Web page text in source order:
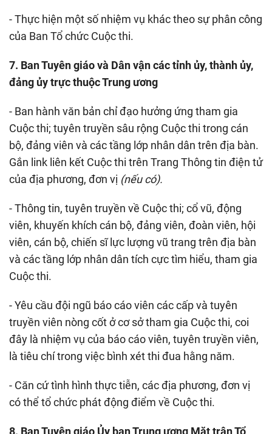
- Thực hiện một số nhiệm vụ khác theo sự phân công
của Ban Tổ chức Cuộc thi.
7. Ban Tuyên giáo và Dân vận các tỉnh ủy, thành ủy,
đảng ủy trực thuộc Trung ương
- Ban hành văn bản chỉ đạo hưởng ứng tham gia
Cuộc thi; tuyên truyền sâu rộng Cuộc thi trong cán
bộ, đảng viên và các tầng lớp nhân dân trên địa bàn.
Gắn link liên kết Cuộc thi trên Trang Thông tin điện tử
của địa phương, đơn vị (nếu có).
- Thông tin, tuyên truyền về Cuộc thi; cổ vũ, động
viên, khuyến khích cán bộ, đảng viên, đoàn viên, hội
viên, cán bộ, chiến sĩ lực lượng vũ trang trên địa bàn
và các tầng lớp nhân dân tích cực tìm hiểu, tham gia
Cuộc thi.
- Yêu cầu đội ngũ báo cáo viên các cấp và tuyên
truyền viên nòng cốt ở cơ sở tham gia Cuộc thi, coi
đây là nhiệm vụ của báo cáo viên, tuyên truyền viên,
là tiêu chí trong việc bình xét thi đua hằng năm.
- Căn cứ tình hình thực tiễn, các địa phương, đơn vị
có thể tổ chức phát động điểm về Cuộc thi.
8. Ban Tuyên giáo Ủy ban Trung ương Mặt trận Tổ